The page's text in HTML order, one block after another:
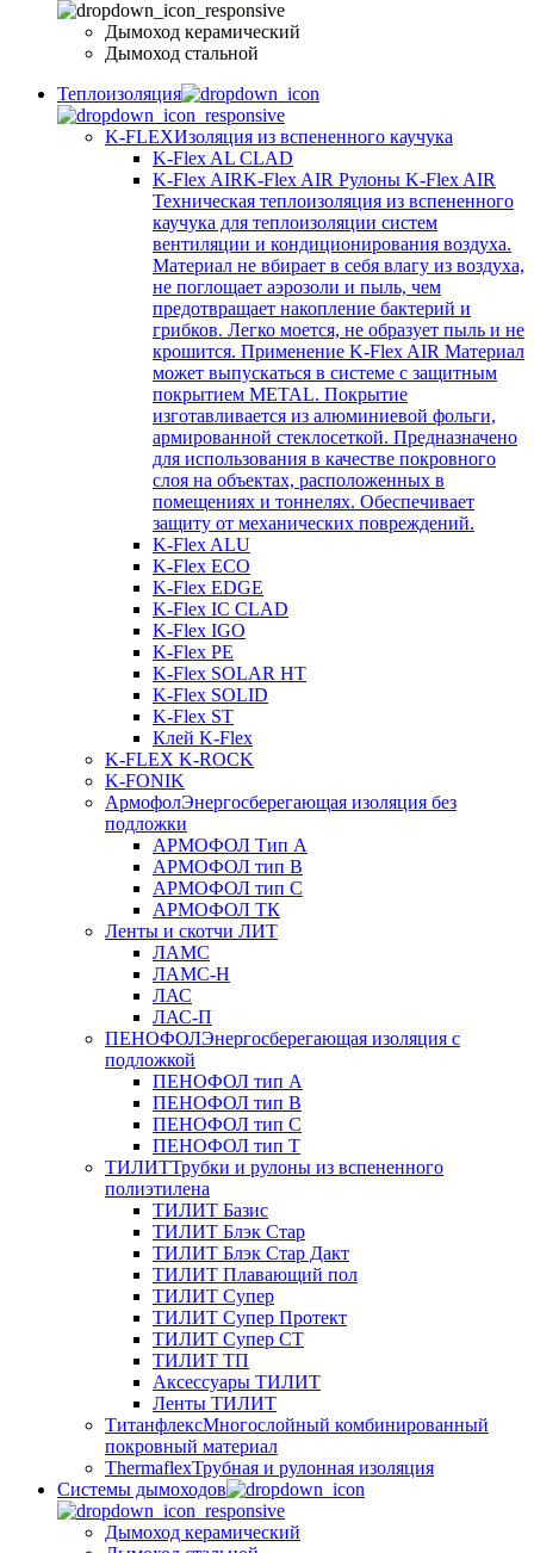
Дымоход керамический
Дымоход стальной
Теплоизоляция
K-FLEXИзоляция из вспененного каучука
K-Flex AL CLAD
K-Flex AIRK-Flex AIR Рулоны K-Flex AIR
Техническая теплоизоляция из вспененного
каучука для теплоизоляции систем
вентиляции и кондиционирования воздуха.
Материал не вбирает в себя влагу из воздуха,
не поглощает аэрозоли и пыль, чем
предотвращает накопление бактерий и
грибков. Легко моется, не образует пыль и не
крошится. Применение K-Flex AIR Материал
может выпускаться в системе c защитным
покрытием METAL. Покрытие
изготавливается из алюминиевой фольги,
армированной стеклосеткой. Предназначено
для использования в качестве покровного
слоя на объектах, расположенных в
помещениях и тоннелях. Обеспечивает
защиту от механических повреждений.
K-Flex ALU
K-Flex ECO
K-Flex EDGE
K-Flex IC CLAD
K-Flex IGO
K-Flex PE
K-Flex SOLAR HT
K-Flex SOLID
K-Flex ST
Клей K-Flex
K-FLEX K-ROCK
K-FONIK
АрмофолЭнергосберегающая изоляция без
подложки
АРМОФОЛ Тип А
АРМОФОЛ тип В
АРМОФОЛ тип C
АРМОФОЛ ТК
Ленты и скотчи ЛИТ
ЛАМС
ЛАМС-Н
ЛАС
ЛАС-П
ПЕНОФОЛЭнергосберегающая изоляция с
подложкой
ПЕНОФОЛ тип А
ПЕНОФОЛ тип B
ПЕНОФОЛ тип C
ПЕНОФОЛ тип T
ТИЛИТТрубки и рулоны из вспененного
полиэтилена
ТИЛИТ Базис
ТИЛИТ Блэк Стар
ТИЛИТ Блэк Стар Дакт
ТИЛИТ Плавающий пол
ТИЛИТ Супер
ТИЛИТ Супер Протект
ТИЛИТ Супер СТ
ТИЛИТ ТП
Аксессуары ТИЛИТ
Ленты ТИЛИТ
ТитанфлексМногослойный комбинированный
покровный материал
ThermaflexТрубная и рулонная изоляция
Cистемы дымоходов
Дымоход керамический